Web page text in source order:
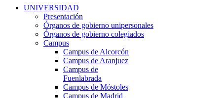
UNIVERSIDAD
Presentación
Órganos de gobierno unipersonales
Órganos de gobierno colegiados
Campus
Campus de Alcorcón
Campus de Aranjuez
Campus de
Fuenlabrada
Campus de Móstoles
Campus de Madrid